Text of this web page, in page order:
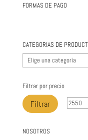
FORMAS DE PAGO
CATEGORIAS DE
Filtrar por precio
Precio
Filtrar
NOSOTROS